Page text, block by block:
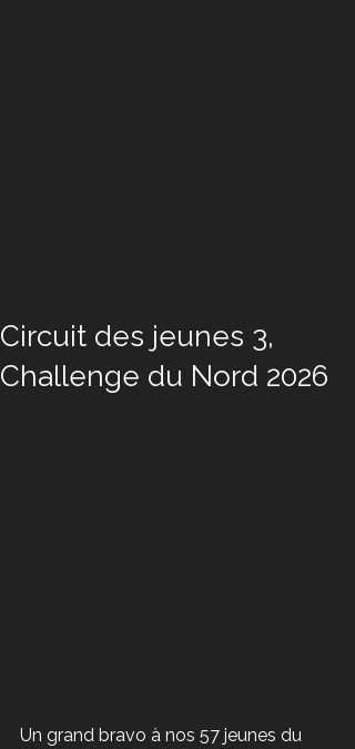
Circuit des jeunes 3,
Challenge du Nord 2026
Un grand bravo à nos 57 jeunes du